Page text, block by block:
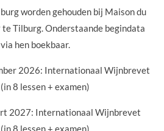
worden gehouden bij Maison du
te Tilburg. Onderstaande begindata
hen boekbaar.
2026: Internationaal Wijnbrevet
8 lessen + examen)
2027: Internationaal Wijnbrevet
8 lessen + examen)